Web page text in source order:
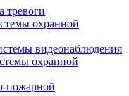
тревоги
охранной
видеонаблюдения
охранной
пожарной